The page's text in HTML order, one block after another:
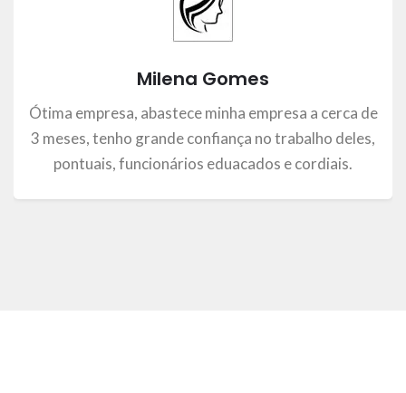
Milena Gomes
Ótima empresa, abastece minha empresa a cerca de
3 meses, tenho grande confiança no trabalho deles,
pontuais, funcionários eduacados e cordiais.